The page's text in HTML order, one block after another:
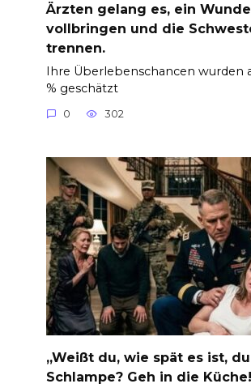
Ärzten gelang es, ein
vollbringen und die
trennen.
Ihre Überlebenschancen wurden
% geschätzt
0 302
„Weißt du, wie spät es ist,
Schlampe? Geh in die